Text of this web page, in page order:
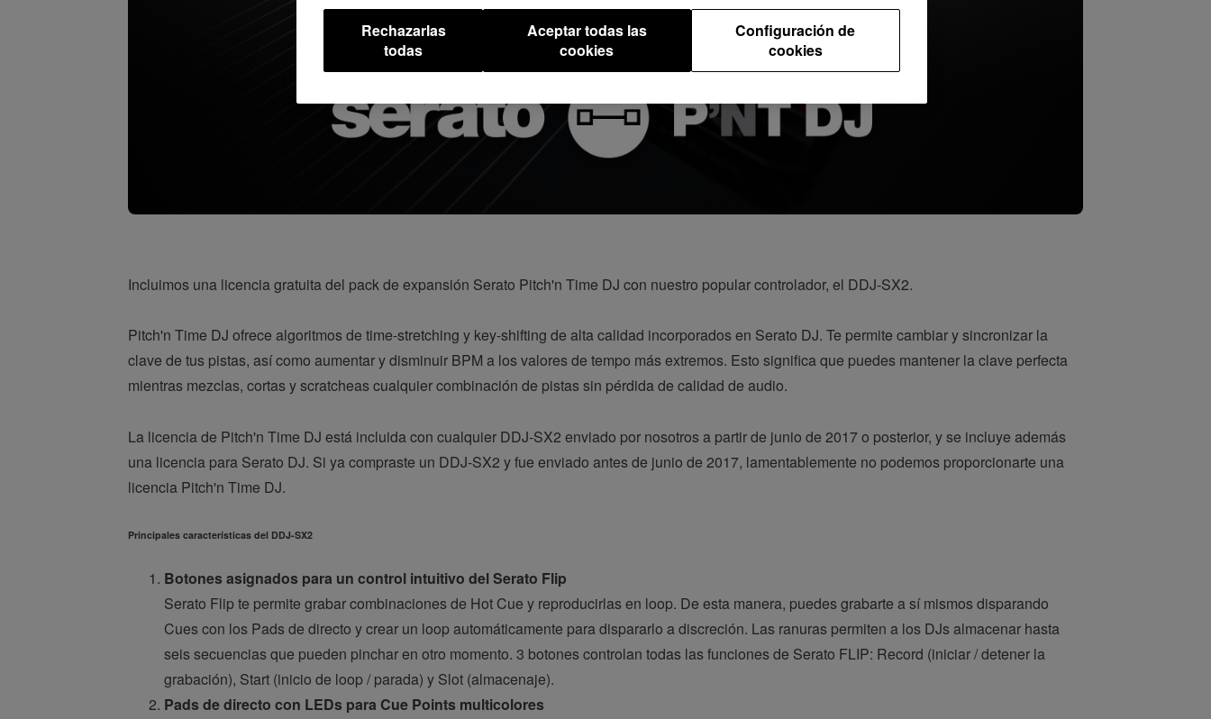
Incluimos una licencia gratuita del pack de expansión Serato Pitch'n Time DJ con nuestro popular controlador, el DDJ-SX2.
Pitch'n Time DJ ofrece algoritmos de time-stretching y key-shifting de alta calidad incorporados en Serato DJ. Te permite cambiar y sincronizar la
clave de tus pistas, así como aumentar y disminuir BPM a los valores de tempo más extremos. Esto significa que puedes mantener la clave perfecta
mientras mezclas, cortas y scratcheas cualquier combinación de pistas sin pérdida de calidad de audio.
La licencia de Pitch'n Time DJ está incluida con cualquier DDJ-SX2 enviado por nosotros a partir de junio de 2017 o posterior, y se incluye además
una licencia para Serato DJ. Si ya compraste un DDJ-SX2 y fue enviado antes de junio de 2017, lamentablemente no podemos proporcionarte una
licencia Pitch'n Time DJ.
Principales características del DDJ-SX2
Botones asignados para un control intuitivo del Serato Flip
Serato Flip te permite grabar combinaciones de Hot Cue y reproducirlas en loop. De esta manera, puedes grabarte a sí mismos disparando
Cues con los Pads de directo y crear un loop automáticamente para dispararlo a discreción. Las ranuras permiten a los DJs almacenar hasta
seis secuencias que pueden pinchar en otro momento. 3 botones controlan todas las funciones de Serato FLIP: Record (iniciar / detener la
grabación), Start (inicio de loop / parada) y Slot (almacenaje).
Pads de directo con LEDs para Cue Points multicolores
Configuración de
cookies
Rechazarlas
todas
Aceptar todas las
cookies